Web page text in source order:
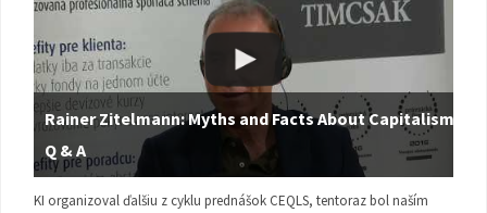
Rainer Zitelmann: Myths and Facts About Capitalism |
Q & A
KI organizoval ďalšiu z cyklu prednášok CEQLS, tentoraz bol naším